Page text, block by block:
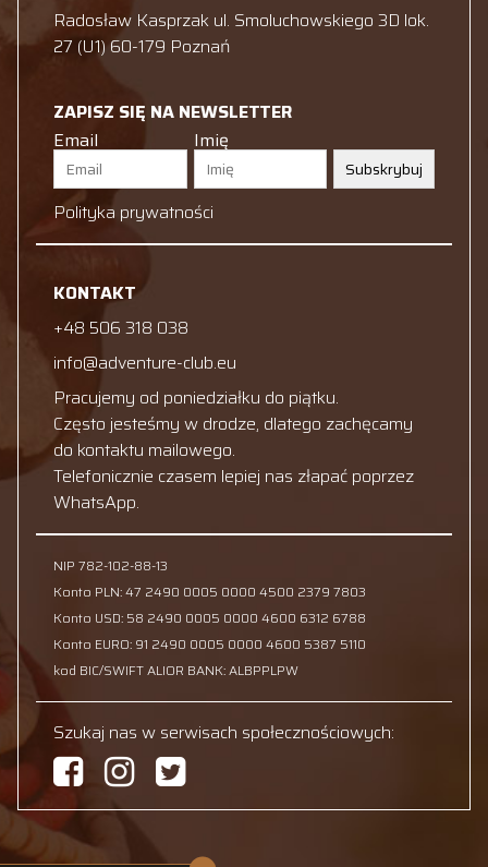
Radosław Kasprzak ul. Smoluchowskiego 3D lok.
27 (U1) 60-179 Poznań
ZAPISZ SIĘ NA NEWSLETTER
Email
Imię
Subskrybuj
Polityka prywatności
KONTAKT
+48 506 318 038
info@adventure-club.eu
Pracujemy od poniedziałku do piątku.
Często jesteśmy w drodze, dlatego zachęcamy
do kontaktu mailowego.
Telefonicznie czasem lepiej nas złapać poprzez
WhatsApp.
NIP 782-102-88-13
Konto PLN: 47 2490 0005 0000 4500 2379 7803
Konto USD: 58 2490 0005 0000 4600 6312 6788
Konto EURO: 91 2490 0005 0000 4600 5387 5110
kod BIC/SWIFT ALIOR BANK: ALBPPLPW
Szukaj nas w serwisach społecznościowych: